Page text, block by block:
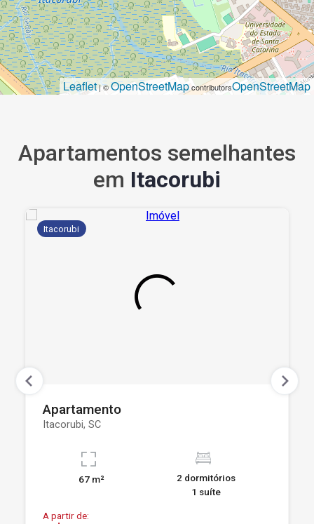
Leaflet| ©OpenStreetMapcontributorsOpenStreetMap
Apartamentos semelhantes
em Itacorubi
Itacorubi
Apartamento
Itacorubi, SC
67 m²
2 dormitórios
1 suíte
A partir de: